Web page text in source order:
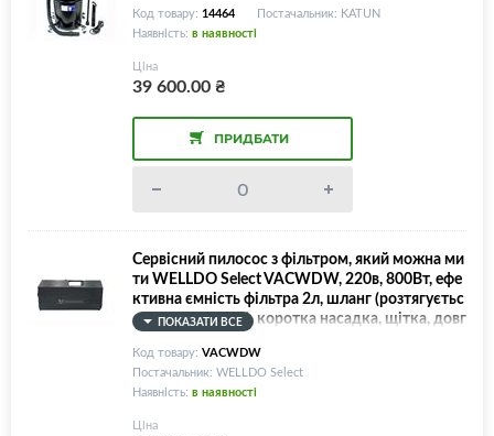
Код товару: 14464
Постачальник: KATUN
Наявність: в наявності
Ціна
39 600.00₴
ПРИДБАТИ
Сервісний пилосос з фільтром, який можна ми
ти WELLDO Select VACWDW, 220в, 800Вт, ефе
ктивна ємність фільтра 2л, шланг (розтягуєтьс
я від 1,1м до 3м), коротка насадка, щітка, довг
а насадка, форсунка, рукавиці, інструкція!
ПОКАЗАТИ ВСЕ
Код товару: VACWDW
Постачальник: WELLDO Select
Наявність: в наявності
Ціна